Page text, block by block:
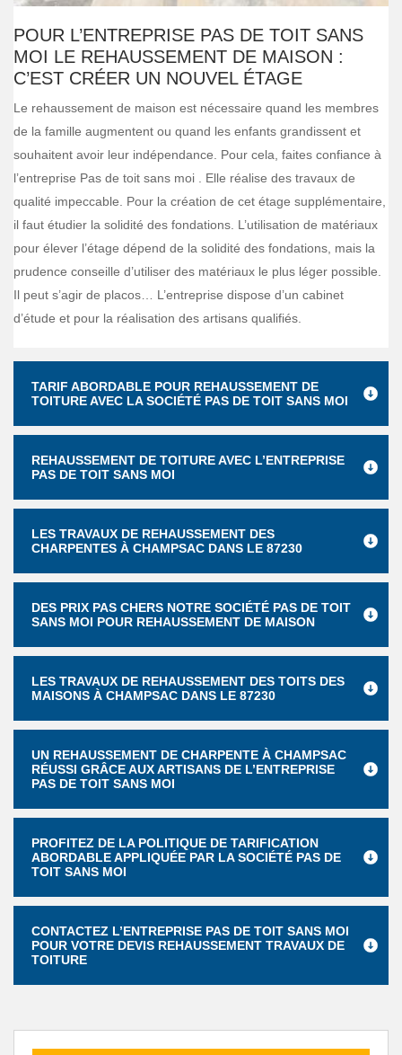
POUR L’ENTREPRISE PAS DE TOIT SANS
MOI LE REHAUSSEMENT DE MAISON :
C’EST CRÉER UN NOUVEL ÉTAGE
Le rehaussement de maison est nécessaire quand les membres
de la famille augmentent ou quand les enfants grandissent et
souhaitent avoir leur indépendance. Pour cela, faites confiance à
l’entreprise Pas de toit sans moi . Elle réalise des travaux de
qualité impeccable. Pour la création de cet étage supplémentaire,
il faut étudier la solidité des fondations. L’utilisation de matériaux
pour élever l’étage dépend de la solidité des fondations, mais la
prudence conseille d’utiliser des matériaux le plus léger possible.
Il peut s’agir de placos… L’entreprise dispose d’un cabinet
d’étude et pour la réalisation des artisans qualifiés.
TARIF ABORDABLE POUR REHAUSSEMENT DE
TOITURE AVEC LA SOCIÉTÉ PAS DE TOIT SANS MOI
REHAUSSEMENT DE TOITURE AVEC L’ENTREPRISE
PAS DE TOIT SANS MOI
LES TRAVAUX DE REHAUSSEMENT DES
CHARPENTES À CHAMPSAC DANS LE 87230
DES PRIX PAS CHERS NOTRE SOCIÉTÉ PAS DE TOIT
SANS MOI POUR REHAUSSEMENT DE MAISON
LES TRAVAUX DE REHAUSSEMENT DES TOITS DES
MAISONS À CHAMPSAC DANS LE 87230
UN REHAUSSEMENT DE CHARPENTE À CHAMPSAC
RÉUSSI GRÂCE AUX ARTISANS DE L’ENTREPRISE
PAS DE TOIT SANS MOI
PROFITEZ DE LA POLITIQUE DE TARIFICATION
ABORDABLE APPLIQUÉE PAR LA SOCIÉTÉ PAS DE
TOIT SANS MOI
CONTACTEZ L’ENTREPRISE PAS DE TOIT SANS MOI
POUR VOTRE DEVIS REHAUSSEMENT TRAVAUX DE
TOITURE